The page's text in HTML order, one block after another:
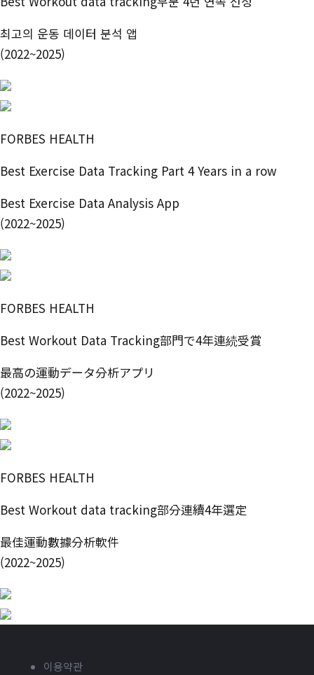
최고의 운동 데이터 분석 앱
(2022~2025)
FORBES HEALTH
Best Exercise Data Tracking Part 4 Years in a row
Best Exercise Data Analysis App
(2022~2025)
FORBES HEALTH
Best Workout Data Tracking部門で4年連続受賞
最高の運動データ分析アプリ
(2022~2025)
FORBES HEALTH
Best Workout data tracking部分連續4年選定
最佳運動數據分析軟件
(2022~2025)
이용약관